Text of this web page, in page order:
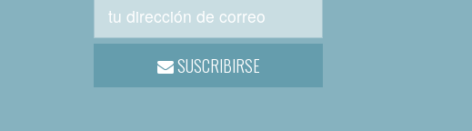
SUSCRIBIRSE